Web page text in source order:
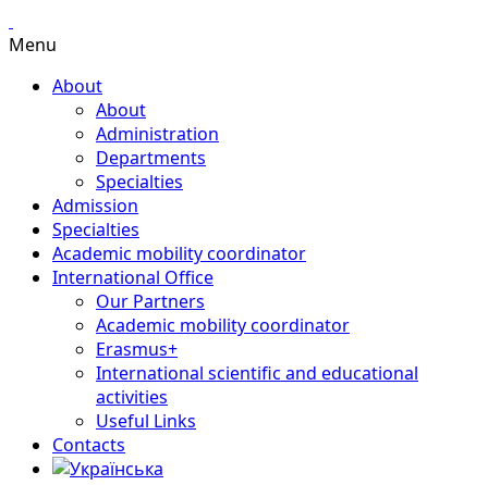
Menu
About
About
Administration
Departments
Specialties
Admission
Specialties
Academic mobility coordinator
International Office
Our Partners
Academic mobility coordinator
Erasmus+
International scientific and educational
activities
Useful Links
Contacts